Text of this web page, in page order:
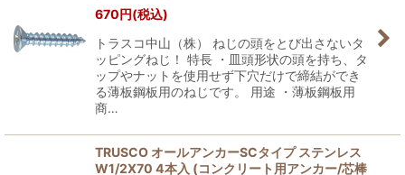
670円(税込)
トラスコ中山（株） ねじの頭をとび出さないタ
ッピングねじ！ 特長 ・皿頭形状の頭を持ち、タ
ップやナットを使用せず下穴だけで締結ができ
る薄板鋼板用のねじです。 用途 ・薄板鋼板用
商…
TRUSCO オールアンカーSCタイプ ステンレス
W1/2X70 4本入 (コンクリート用アンカー/芯棒